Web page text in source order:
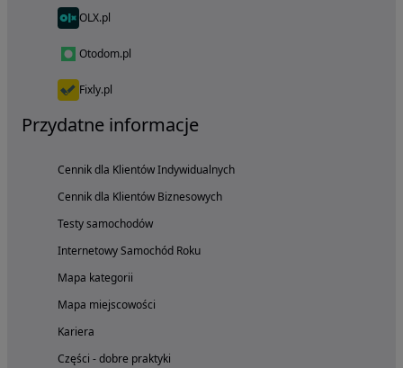
OLX.pl
Otodom.pl
Fixly.pl
Przydatne informacje
Cennik dla Klientów Indywidualnych
Cennik dla Klientów Biznesowych
Testy samochodów
Internetowy Samochód Roku
Mapa kategorii
Mapa miejscowości
Kariera
Części - dobre praktyki